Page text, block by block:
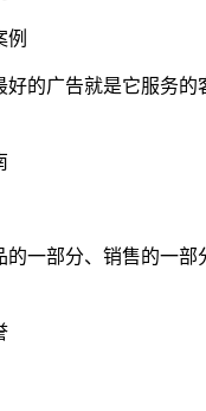
例
好的广告就是它服务的
的一部分、销售的一部